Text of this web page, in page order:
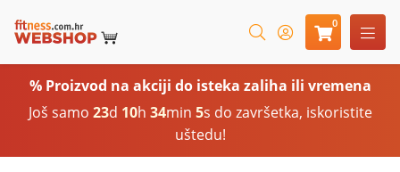
0
% Proizvod na akciji do isteka zaliha ili vremena
Još samo 23d 10h 34min 4s do završetka, iskoristite
uštedu!